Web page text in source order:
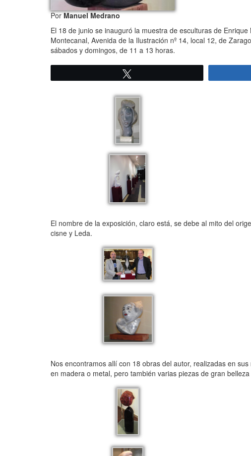
PorManuel Medrano
El 18 de junio se inauguró la muestra de esculturas de Enrique
Montecanal, Avenida de la Ilustración nº 14, local 12, de
sábados y domingos, de 11 a 13 horas.
El nombre de la exposición, claro está, se debe al mito del
cisne y Leda.
Nos encontramos allí con 18 obras del autor, realizadas en
en madera o metal, pero también varias piezas de gran